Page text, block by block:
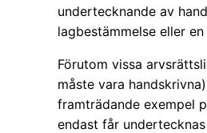
undertecknande av
lagbestämmelse eller
Förutom vissa
måste vara
framträdande exempel
endast får